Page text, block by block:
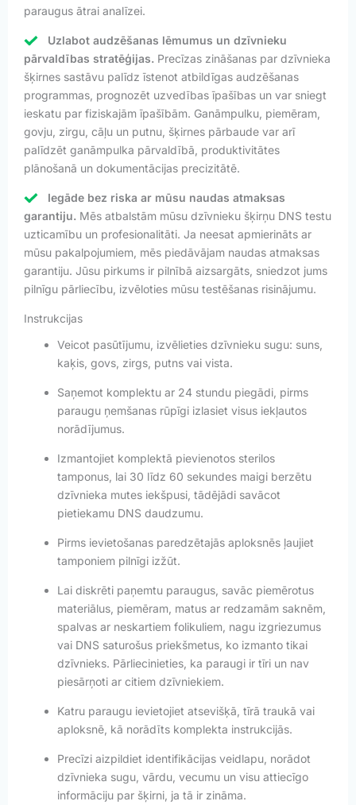
paraugus ātrai analīzei.
Uzlabot audzēšanas lēmumus un dzīvnieku
pārvaldības stratēģijas. Precīzas zināšanas par dzīvnieka
šķirnes sastāvu palīdz īstenot atbildīgas audzēšanas
programmas, prognozēt uzvedības īpašības un var sniegt
ieskatu par fiziskajām īpašībām. Ganāmpulku, piemēram,
govju, zirgu, cāļu un putnu, šķirnes pārbaude var arī
palīdzēt ganāmpulka pārvaldībā, produktivitātes
plānošanā un dokumentācijas precizitātē.
Iegāde bez riska ar mūsu naudas atmaksas
garantiju. Mēs atbalstām mūsu dzīvnieku šķirņu DNS testu
uzticamību un profesionalitāti. Ja neesat apmierināts ar
mūsu pakalpojumiem, mēs piedāvājam naudas atmaksas
garantiju. Jūsu pirkums ir pilnībā aizsargāts, sniedzot jums
pilnīgu pārliecību, izvēloties mūsu testēšanas risinājumu.
Instrukcijas
Veicot pasūtījumu, izvēlieties dzīvnieku sugu: suns,
kaķis, govs, zirgs, putns vai vista.
Saņemot komplektu ar 24 stundu piegādi, pirms
paraugu ņemšanas rūpīgi izlasiet visus iekļautos
norādījumus.
Izmantojiet komplektā pievienotos sterilos
tamponus, lai 30 līdz 60 sekundes maigi berzētu
dzīvnieka mutes iekšpusi, tādējādi savācot
pietiekamu DNS daudzumu.
Pirms ievietošanas paredzētajās aploksnēs ļaujiet
tamponiem pilnīgi izžūt.
Lai diskrēti paņemtu paraugus, savāc piemērotus
materiālus, piemēram, matus ar redzamām saknēm,
spalvas ar neskartiem folikuliem, nagu izgriezumus
vai DNS saturošus priekšmetus, ko izmanto tikai
dzīvnieks. Pārliecinieties, ka paraugi ir tīri un nav
piesārņoti ar citiem dzīvniekiem.
Katru paraugu ievietojiet atsevišķā, tīrā traukā vai
aploksnē, kā norādīts komplekta instrukcijās.
Precīzi aizpildiet identifikācijas veidlapu, norādot
dzīvnieka sugu, vārdu, vecumu un visu attiecīgo
informāciju par šķirni, ja tā ir zināma.